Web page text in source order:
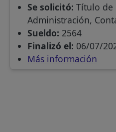
Se solicitó: Título de
Administración,
Sueldo: 2564
Finalizó el: 06/07/
Más información